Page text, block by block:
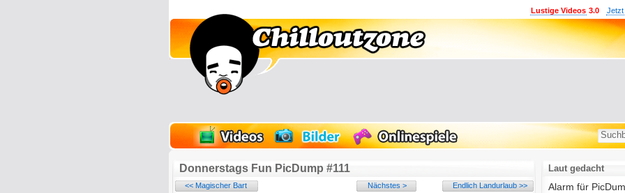
Jetzt
Lustige Videos 3.0
Donnerstags Fun PicDump #111
<< Magischer Bart Nächstes > Endlich Landurlaub >>
Laut gedacht
Alarm für